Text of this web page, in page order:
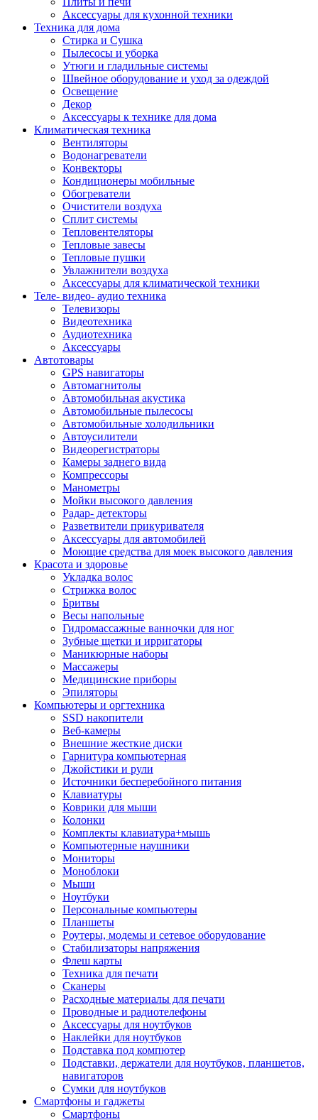
Аксессуары для кухонной техники
Техника для дома
Стирка и Сушка
Пылесосы и уборка
Утюги и гладильные системы
Швейное оборудование и уход за одеждой
Освещение
Декор
Аксессуары к технике для дома
Климатическая техника
Вентиляторы
Водонагреватели
Конвекторы
Кондиционеры мобильные
Обогреватели
Очистители воздуха
Сплит системы
Тепловентеляторы
Тепловые завесы
Тепловые пушки
Увлажнители воздуха
Аксессуары для климатической техники
Теле- видео- аудио техника
Телевизоры
Видеотехника
Аудиотехника
Аксессуары
Автотовары
GPS навигаторы
Автомагнитолы
Автомобильная акустика
Автомобильные пылесосы
Автомобильные холодильники
Автоусилители
Видеорегистраторы
Камеры заднего вида
Компрессоры
Манометры
Мойки высокого давления
Радар- детекторы
Разветвители прикуривателя
Аксессуары для автомобилей
Моющие средства для моек высокого давления
Красота и здоровье
Укладка волос
Стрижка волос
Бритвы
Весы напольные
Гидромассажные ванночки для ног
Зубные щетки и ирригаторы
Маникюрные наборы
Массажеры
Медицинские приборы
Эпиляторы
Компьютеры и оргтехника
SSD накопители
Веб-камеры
Внешние жесткие диски
Гарнитура компьютерная
Джойстики и рули
Источники бесперебойного питания
Клавиатуры
Коврики для мыши
Колонки
Комплекты клавиатура+мышь
Компьютерные наушники
Мониторы
Моноблоки
Мыши
Ноутбуки
Персональные компьютеры
Планшеты
Роутеры, модемы и сетевое оборудование
Стабилизаторы напряжения
Флеш карты
Техника для печати
Сканеры
Расходные материалы для печати
Проводные и радиотелефоны
Аксессуары для ноутбуков
Наклейки для ноутбуков
Подставка под компютер
Подставки, держатели для ноутбуков, планшетов,
навигаторов
Сумки для ноутбуков
Смартфоны и гаджеты
Смартфоны